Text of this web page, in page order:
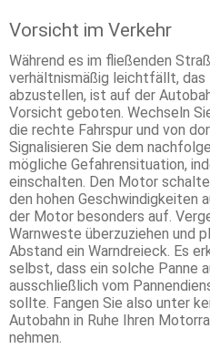
Vorsicht im Verkehr
Während es im fließenden
verhältnismäßig leichtfällt, das
abzustellen, ist auf der
Vorsicht geboten. Wechseln
die rechte Fahrspur und von
Signalisieren Sie dem
mögliche Gefahrensituation,
einschalten. Den Motor
den hohen Geschwindigkeiten
der Motor besonders auf.
Warnweste überzuziehen und
Abstand ein Warndreieck. Es
selbst, dass ein solche Panne
ausschließlich vom
sollte. Fangen Sie also unter
Autobahn in Ruhe Ihren
nehmen.